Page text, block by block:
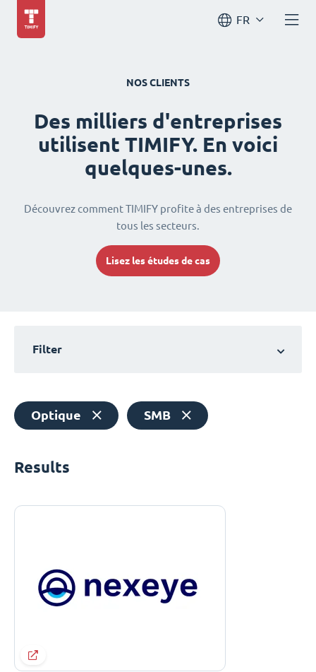
FR
NOS CLIENTS
Des milliers d'entreprises
utilisent TIMIFY. En voici
quelques-unes.
Découvrez comment TIMIFY profite à des entreprises de
tous les secteurs.
Lisez les études de cas
Filter
Optique SMB
Results